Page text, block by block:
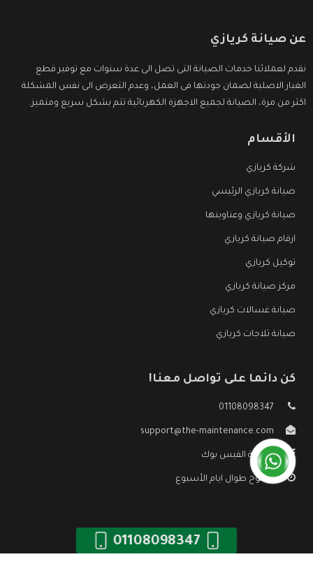
عن صيانة كريازي
نقدم لعملائنا خدمات الصيانة التى تصل الى عدة سنوات مع توفير قطع
الغيار الاصلية لضمان جودتها فى العمل، وعدم التعرض الى نفس المشكلة
اكثر من مرة، الصيانة لجميع الاجهزة الكهربائية تتم بشكل سريع ومتميز.
الأقسام
شركة كريازي
صيانة كريازي الرئيسي
صيانة كريازي وعناوينها
ارقام صيانة كريازي
توكيل كريازي
مركز صيانة كريازي
صيانة غسالات كريازي
صيانة ثلاجات كريازي
كن دائما على تواصل معنا!
01108098347
support@the-maintenance.com
صفحة الفيس بوك
مفتوح طوال ايام الأسبوع
01108098347